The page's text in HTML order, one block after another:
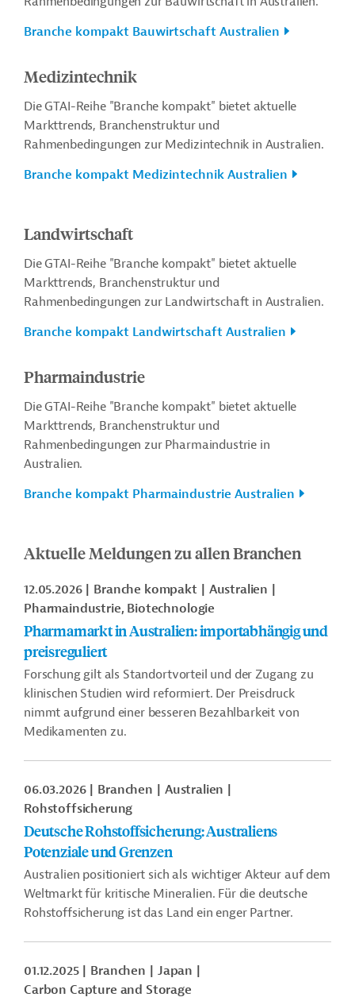
Branche kompakt Bauwirtschaft Australien
Medizintechnik
Die GTAI-Reihe "Branche kompakt" bietet aktuelle
Markttrends, Branchenstruktur und
Rahmenbedingungen zur Medizintechnik in Australien.
Branche kompakt Medizintechnik Australien
Landwirtschaft
Die GTAI-Reihe "Branche kompakt" bietet aktuelle
Markttrends, Branchenstruktur und
Rahmenbedingungen zur Landwirtschaft in Australien.
Branche kompakt Landwirtschaft Australien
Pharmaindustrie
Die GTAI-Reihe "Branche kompakt" bietet aktuelle
Markttrends, Branchenstruktur und
Rahmenbedingungen zur Pharmaindustrie in
Australien.
Branche kompakt Pharmaindustrie Australien
Aktuelle Meldungen zu allen Branchen
12.05.2026 Branche kompakt
Australien
Pharmaindustrie, Biotechnologie
Pharmamarkt in Australien: importabhängig und
preisreguliert
Forschung gilt als Standortvorteil und der Zugang zu
klinischen Studien wird reformiert. Der Preisdruck
nimmt aufgrund einer besseren Bezahlbarkeit von
Medikamenten zu.
06.03.2026 Branchen
Australien
Rohstoffsicherung
Deutsche Rohstoffsicherung: Australiens
Potenziale und Grenzen
Australien positioniert sich als wichtiger Akteur auf dem
Weltmarkt für kritische Mineralien. Für die deutsche
Rohstoffsicherung ist das Land ein enger Partner.
01.12.2025 Branchen
Japan
Carbon Capture and Storage